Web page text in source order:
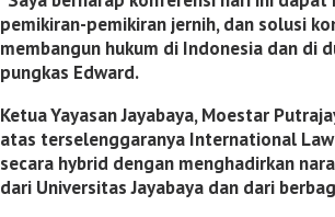
pemikiran-pemikiran jernih, dan solusi
membangun hukum di Indonesia dan di
pungkas Edward.
Ketua Yayasan Jayabaya, Moestar
atas terselenggaranya International
secara hybrid dengan menghadirkan
dari Universitas Jayabaya dan dari